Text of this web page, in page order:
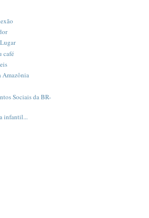
café
Amazônia
Sociais da BR-
infantil...